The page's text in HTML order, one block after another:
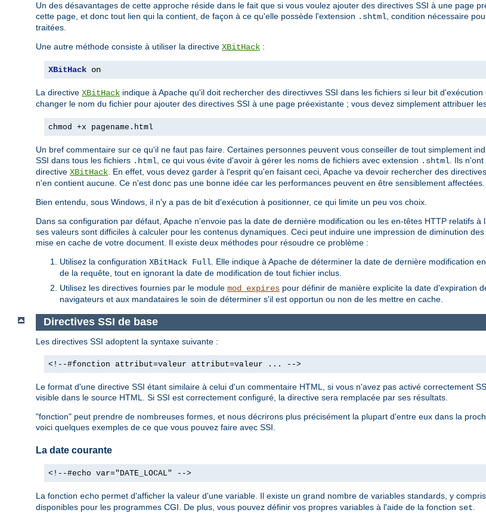
Un des désavantages de cette approche réside dans le fait que si vous voulez ajouter des directives SSI à une page
cette page, et donc tout lien qui la contient, de façon à ce qu'elle possède l'extension .shtml, condition nécessaire
traitées.
Une autre méthode consiste à utiliser la directive XBitHack :
XBitHack on
La directive XBitHack indique à Apache qu'il doit rechercher des directivves SSI dans les fichiers si leur bit
changer le nom du fichier pour ajouter des directives SSI à une page préexistante ; vous devez simplement attribuer
chmod +x pagename.html
Un bref commentaire sur ce qu'il ne faut pas faire. Certaines personnes peuvent vous conseiller de tout simplement
SSI dans tous les fichiers .html, ce qui vous évite d'avoir à gérer les noms de fichiers avec extension .shtml. Ils
directive XBitHack. En effet, vous devez garder à l'esprit qu'en faisant ceci, Apache va devoir rechercher des
n'en contient aucune. Ce n'est donc pas une bonne idée car les performances peuvent en être sensiblement affectées.
Bien entendu, sous Windows, il n'y a pas de bit d'exécution à positionner, ce qui limite un peu vos choix.
Dans sa configuration par défaut, Apache n'envoie pas la date de dernière modification ou les en-têtes HTTP relatifs
ses valeurs sont difficiles à calculer pour les contenus dynamiques. Ceci peut induire une impression de diminution
mise en cache de votre document. Il existe deux méthodes pour résoudre ce problème :
Utilisez la configuration XBitHack Full. Elle indique à Apache de déterminer la date de dernière modification
de la requête, tout en ignorant la date de modification de tout fichier inclus.
Utilisez les directives fournies par le module mod_expires pour définir de manière explicite la date d'expiration
navigateurs et aux mandataires le soin de déterminer s'il est opportun ou non de les mettre en cache.
Directives SSI de base
Les directives SSI adoptent la syntaxe suivante :
<!--#fonction attribut=valeur attribut=valeur ... -->
Le format d'une directive SSI étant similaire à celui d'un commentaire HTML, si vous n'avez pas activé correctement
visible dans le source HTML. Si SSI est correctement configuré, la directive sera remplacée par ses résultats.
"fonction" peut prendre de nombreuses formes, et nous décrirons plus précisément la plupart d'entre eux dans la
voici quelques exemples de ce que vous pouvez faire avec SSI.
La date courante
<!--#echo var="DATE_LOCAL" -->
La fonction echo permet d'afficher la valeur d'une variable. Il existe un grand nombre de variables standards, y
disponibles pour les programmes CGI. De plus, vous pouvez définir vos propres variables à l'aide de la fonction set